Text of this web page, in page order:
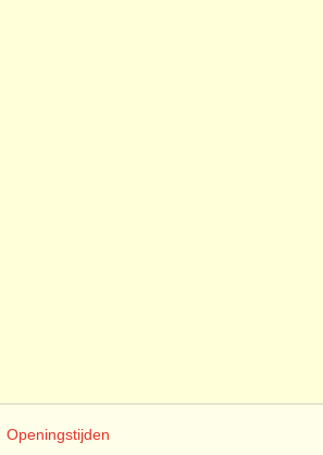
Openingstijden